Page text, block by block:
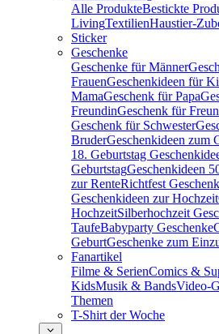
Alle ProdukteBestickte
LivingTextilienHaustier-
Sticker
Geschenke
Geschenke für Männer
FrauenGeschenkideen für
MamaGeschenk für Papa
FreundinGeschenk für
Geschenk für Schwester
BruderGeschenkideen zum
18. Geburtstag
GeburtstagGeschenkideen
zur RenteRichtfest Geschenk
Geschenkideen zur Hochzeit
HochzeitSilberhochzeit
TaufeBabyparty Geschenke
GeburtGeschenke zum
Fanartikel
Filme & SerienComics &
KidsMusik & BandsVideo-
Themen
T-Shirt der Woche